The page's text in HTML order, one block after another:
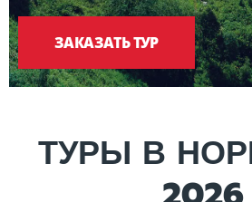
ЗАКАЗАТЬ ТУР
ТУРЫ В